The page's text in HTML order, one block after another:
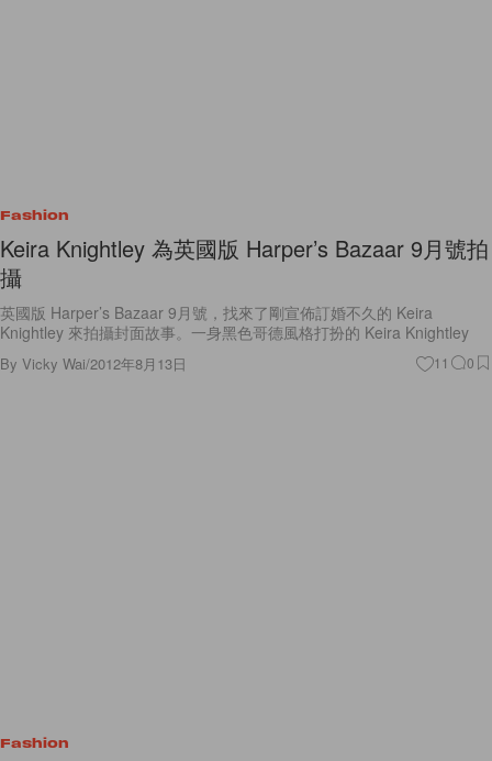
Fashion
Keira Knightley 為英國版 Harper’s Bazaar 9月號拍
攝
英國版 Harper’s Bazaar 9月號，找來了剛宣佈訂婚不久的 Keira
Knightley 來拍攝封面故事。一身黑色哥德風格打扮的 Keira Knightley
By Vicky Wai/2012年8月13日 11 0
Fashion